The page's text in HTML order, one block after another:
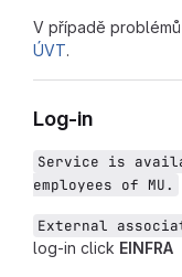
V případě
ÚVT.
Log-in
Service is
employees of MU.
External
log-in click EINFRA